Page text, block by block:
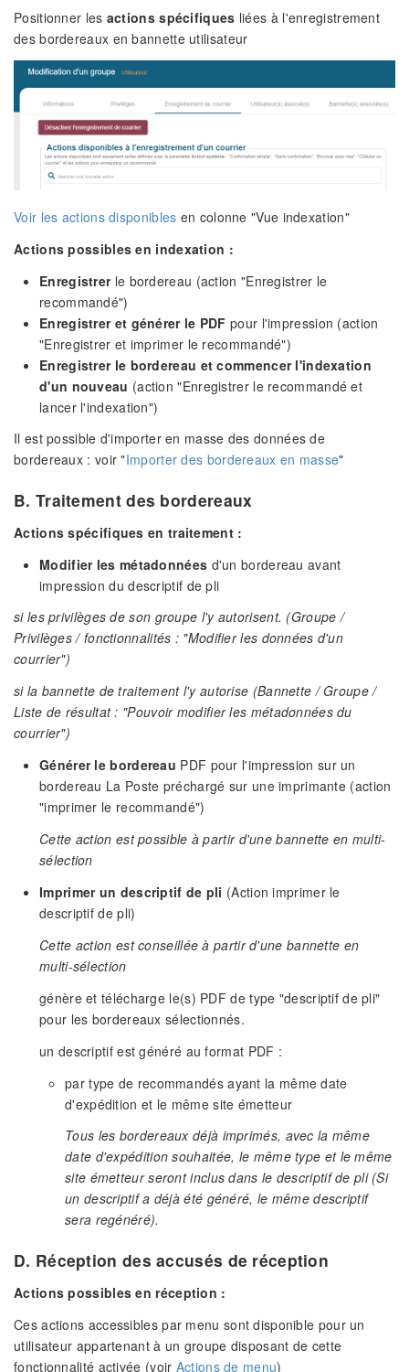
Positionner les actions spécifiques liées à l'enregistrement
des bordereaux en bannette utilisateur
Voir les actions disponibles en colonne "Vue indexation"
Actions possibles en indexation :
Enregistrerle bordereau (action "Enregistrer le
recommandé")
Enregistrer et générer le PDF pour l'impression (action
"Enregistrer et imprimer le recommandé")
Enregistrer le bordereau et commencer l'indexation
d'un nouveau (action "Enregistrer le recommandé et
lancer l'indexation")
Il est possible d'importer en masse des données de
bordereaux : voir "Importer des bordereaux en masse"
B. Traitement des bordereaux
Actions spécifiques en traitement :
Modifier les métadonnées d'un bordereau avant
impression du descriptif de pli
si les privilèges de son groupe l'y autorisent. (Groupe /
Privilèges / fonctionnalités : "Modifier les données d'un
courrier")
si la bannette de traitement l'y autorise (Bannette / Groupe /
Liste de résultat : "Pouvoir modifier les métadonnées du
courrier")
Générer le bordereau PDF pour l'impression sur un
bordereau La Poste préchargé sur une imprimante (action
"imprimer le recommandé")
Cette action est possible à partir d'une bannette en multi-
sélection
Imprimer un descriptif de pli (Action imprimer le
descriptif de pli)
Cette action est conseillée à partir d'une bannette en
multi-sélection
génère et télécharge le(s) PDF de type "descriptif de pli"
pour les bordereaux sélectionnés.
un descriptif est généré au format PDF :
par type de recommandés ayant la même date
d'expédition et le même site émetteur
Tous les bordereaux déjà imprimés, avec la même
date d'expédition souhaitée, le même type et le même
site émetteur seront inclus dans le descriptif de pli (Si
un descriptif a déjà été généré, le même descriptif
sera regénéré).
D. Réception des accusés de réception
Actions possibles en réception :
Ces actions accessibles par menu sont disponible pour un
utilisateur appartenant à un groupe disposant de cette
fonctionnalité activée (voir Actions de menu)